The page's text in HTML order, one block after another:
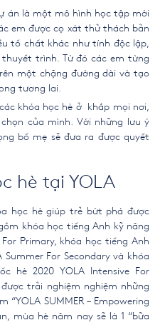
án là một mô hình học tập mới
em được cọ xát thử thách bản
tố chất khác như tính độc lập,
trình. Từ đó các em từng
một chặng đường dài và tạo
tương lai.
khóa học hè ở khắp mọi nơi,
của mình. Với những lưu ý
bố mẹ sẽ đưa ra được quyết
hè tại YOLA
học hè giúp trẻ bứt phá được
khóa học tiếng Anh kỹ năng
Primary, khóa học tiếng Anh
Summer For Secondary và khóa
hè 2020 YOLA Intensive For
trải nghiệm nghiệm những
“YOLA SUMMER – Empowering
mùa hè năm nay sẽ là 1 “bữa